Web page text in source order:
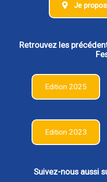
Je
Retrouvez les
Edition 2025
Edition 2023
Suivez-nous aussi